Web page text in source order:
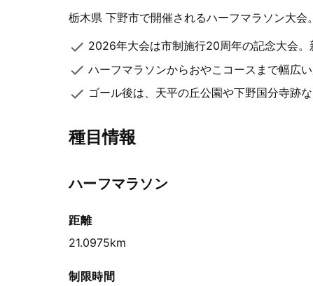
栃木県 下野市で開催されるハーフマラソン大会
2026年大会は市制施行20周年の記念大会。
ハーフマラソンからおやこコースまで幅広
ゴール後は、天平の丘公園や下野国分寺跡
種目情報
ハーフマラソン
距離
21.0975km
制限時間